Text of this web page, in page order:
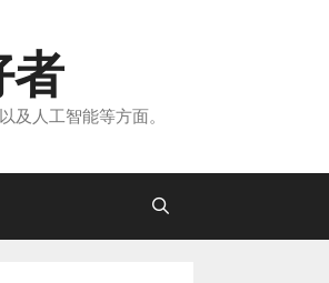
者
人工智能等方面。